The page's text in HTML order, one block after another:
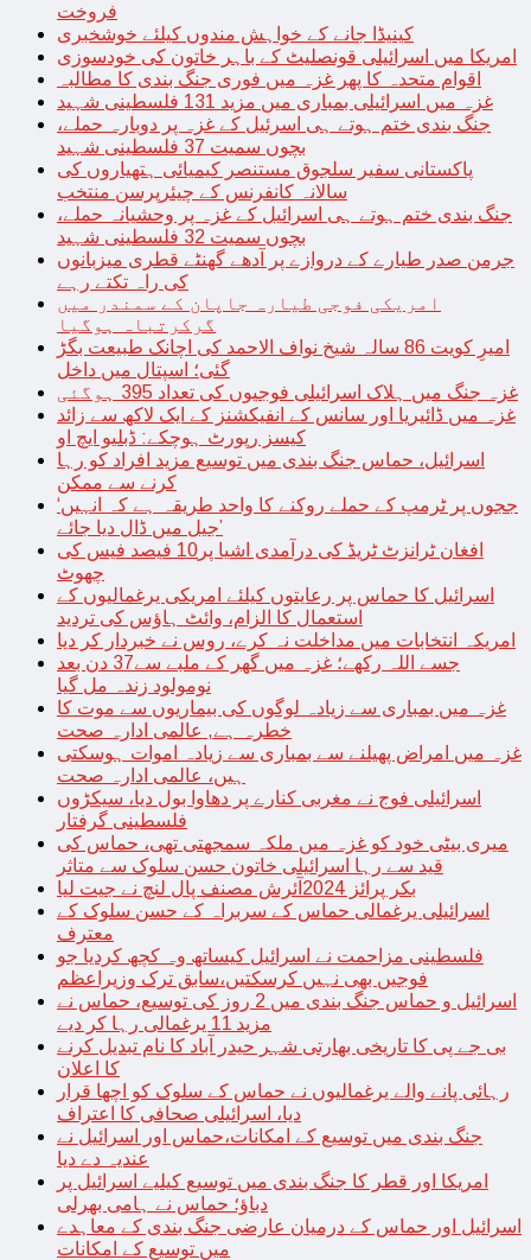
فروخت
کینیڈا جانے کے خواہش مندوں کیلئے خوشخبری
امریکا میں اسرائیلی قونصلیٹ کے باہر خاتون کی خودسوزی
اقوام متحدہ کا پھر غزہ میں فوری جنگ بندی کا مطالبہ
غزہ میں اسرائیلی بمباری میں مزید 131 فلسطینی شہید
جنگ بندی ختم ہوتے ہی اسرئیل کے غزہ پر دوبارہ حملے،
بچوں سمیت 37 فلسطینی شہید
پاکستانی سفیر سلجوق مستنصر کیمیائی ہتھیاروں کی
سالانہ کانفرنس کے چیئرپرسن منتخب
جنگ بندی ختم ہوتے ہی اسرائیل کے غزہ پر وحشیانہ حملے،
بچوں سمیت 32 فلسطینی شہید
جرمن صدر طیارے کے دروازے پر آدھے گھنٹے قطری میزبانوں
کی راہ تکتے رہے
امریکی فوجی طیارہ جاپان کے سمندر میں
گرکرتباہ ہوگیا
امیرِ کویت 86 سالہ شیخ نواف الاحمد کی اچانک طبیعت بگڑ
گئی؛ اسپتال میں داخل
غزہ جنگ میں ہلاک اسرائیلی فوجیوں کی تعداد 395 ہوگئی
غزہ میں ڈائیریا اور سانس کے انفیکشنز کے ایک لاکھ سے زائد
کیسز رپورٹ ہوچکے: ڈبلیو ایچ او
اسرائیل، حماس جنگ بندی میں توسیع مزید افراد کو رہا
کرنے سے ممکن
‘ججوں پر ٹرمپ کے حملے روکنے کا واحد طریقہ ہے کہ انہیں
جیل میں ڈال دیا جائے’
افغان ٹرانزٹ ٹریڈ کی درآمدی اشیا پر10 فیصد فیس کی
چھوٹ
اسرائیل کا حماس پر رعایتوں کیلئے امریکی یرغمالیوں کے
استعمال کا الزام، وائٹ ہاؤس کی تردید
امریکہ انتخابات میں مداخلت نہ کرے، روس نے خبردار کر دیا
جسے اللہ رکھے؛ غزہ میں گھر کے ملبے سے37 دن بعد
نومولود زندہ مل گیا
غزہ میں بمباری سے زیادہ لوگوں کی بیماریوں سے موت کا
خطرہ ہے, عالمی ادارہ صحت
غزہ میں امراض پھیلنے سے بمباری سے زیادہ اموات ہوسکتی
ہیں، عالمی ادارہ صحت
اسرائیلی فوج نے مغربی کنارے پر دھاوا بول دیا، سیکڑوں
فلسطینی گرفتار
میری بیٹی خود کو غزہ میں ملکہ سمجھتی تھی، حماس کی
قید سے رہا اسرائیلی خاتون حسن سلوک سے متاثر
بکر پرائز 2024آئرش مصنف پال لنچ نے جیت لیا
اسرائیلی یرغمالی حماس کے سربراہ کے حسن سلوک کے
معترف
فلسطینی مزاحمت نے اسرائیل کیساتھ وہ کچھ کردیا جو
فوجیں بھی نہیں کرسکتیں،سابق ترک وزیراعظم
اسرائیل و حماس جنگ بندی میں 2 روز کی توسیع، حماس نے
مزید 11 یرغمالی رہا کر دیے
بی جے پی کا تاریخی بھارتی شہر حیدر آباد کا نام تبدیل کرنے
کا اعلان
رہائی پانے والے یرغمالیوں نے حماس کے سلوک کو اچھا قرار
دیا، اسرائیلی صحافی کا اعتراف
جنگ بندی میں توسیع کے امکانات،حماس اور اسرائیل نے
عندیہ دے دیا
امریکا اور قطر کا جنگ بندی میں توسیع کیلیے اسرائیل پر
دباؤ؛ حماس نے ہامی بھرلی
اسرائیل اور حماس کے درمیان عارضی جنگ بندی کے معاہدے
میں توسیع کے امکانات